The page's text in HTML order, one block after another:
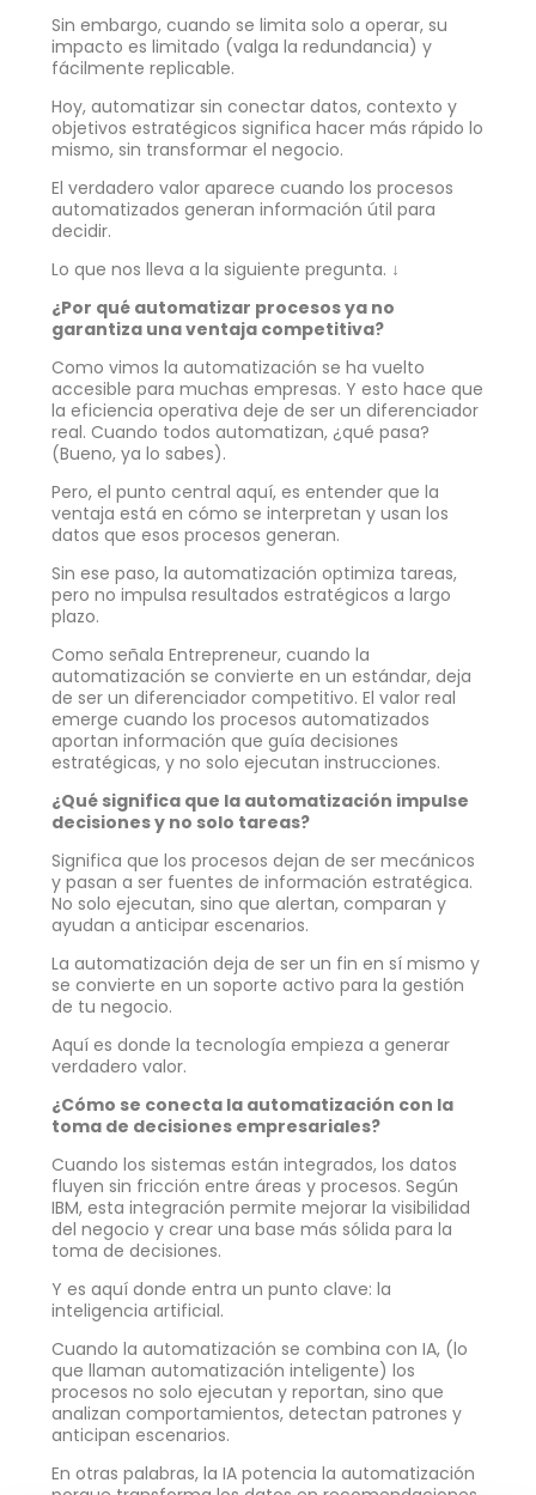
Sin embargo, cuando se limita solo a operar, su
impacto es limitado (valga la redundancia) y
fácilmente replicable.
Hoy, automatizar sin conectar datos, contexto y
objetivos estratégicos significa hacer más rápido lo
mismo, sin transformar el negocio.
El verdadero valor aparece cuando los procesos
automatizados generan información útil para
decidir.
Lo que nos lleva a la siguiente pregunta. ↓
¿Por qué automatizar procesos ya no
garantiza una ventaja competitiva?
Como vimos la automatización se ha vuelto
accesible para muchas empresas. Y esto hace que
la eficiencia operativa deje de ser un diferenciador
real. Cuando todos automatizan, ¿qué pasa?
(Bueno, ya lo sabes).
Pero, el punto central aquí, es entender que la
ventaja está en cómo se interpretan y usan los
datos que esos procesos generan.
Sin ese paso, la automatización optimiza tareas,
pero no impulsa resultados estratégicos a largo
plazo.
Como señala Entrepreneur, cuando la
automatización se convierte en un estándar, deja
de ser un diferenciador competitivo. El valor real
emerge cuando los procesos automatizados
aportan información que guía decisiones
estratégicas, y no solo ejecutan instrucciones.
¿Qué significa que la automatización impulse
decisiones y no solo tareas?
Significa que los procesos dejan de ser mecánicos
y pasan a ser fuentes de información estratégica.
No solo ejecutan, sino que alertan, comparan y
ayudan a anticipar escenarios.
La automatización deja de ser un fin en sí mismo y
se convierte en un soporte activo para la gestión
de tu negocio.
Aquí es donde la tecnología empieza a generar
verdadero valor.
¿Cómo se conecta la automatización con la
toma de decisiones empresariales?
Cuando los sistemas están integrados, los datos
fluyen sin fricción entre áreas y procesos. Según
IBM, esta integración permite mejorar la visibilidad
del negocio y crear una base más sólida para la
toma de decisiones.
Y es aquí donde entra un punto clave: la
inteligencia artificial.
Cuando la automatización se combina con IA, (lo
que llaman automatización inteligente) los
procesos no solo ejecutan y reportan, sino que
analizan comportamientos, detectan patrones y
anticipan escenarios.
En otras palabras, la IA potencia la automatización